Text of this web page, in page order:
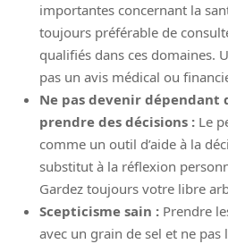
importantes concernant la
toujours préférable de
qualifiés dans ces domaines.
pas un avis médical ou
Ne pas devenir dépendant
prendre des décisions : Le
comme un outil d’aide à la
substitut à la réflexion
Gardez toujours votre libre
Scepticisme sain : Prendre
avec un grain de sel et ne